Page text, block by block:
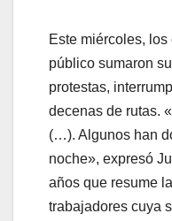
Este miércoles,
público sumaron
protestas,
decenas de rutas.
(…). Algunos han
noche», expresó
años que resume
trabajadores cuya